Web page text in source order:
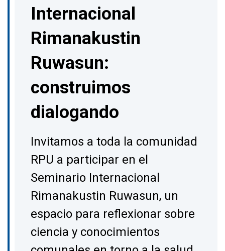
Internacional
Rimanakustin
Ruwasun:
construimos
dialogando
Invitamos a toda la comunidad
RPU a participar en el
Seminario Internacional
Rimanakustin Ruwasun, un
espacio para reflexionar sobre
ciencia y conocimientos